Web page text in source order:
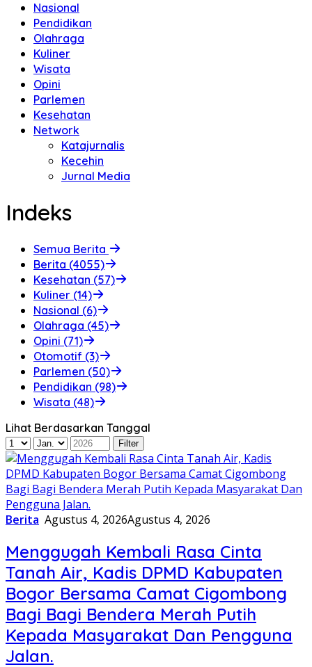
Nasional
Pendidikan
Olahraga
Kuliner
Wisata
Opini
Parlemen
Kesehatan
Network
Katajurnalis
Kecehin
Jurnal Media
Indeks
Semua Berita
Berita (4055)
Kesehatan (57)
Kuliner (14)
Nasional (6)
Olahraga (45)
Opini (71)
Otomotif (3)
Parlemen (50)
Pendidikan (98)
Wisata (48)
Lihat Berdasarkan Tanggal
Berita Agustus 4, 2026Agustus 4, 2026
Menggugah Kembali Rasa Cinta
Tanah Air, Kadis DPMD Kabupaten
Bogor Bersama Camat Cigombong
Bagi Bagi Bendera Merah Putih
Kepada Masyarakat Dan Pengguna
Jalan.